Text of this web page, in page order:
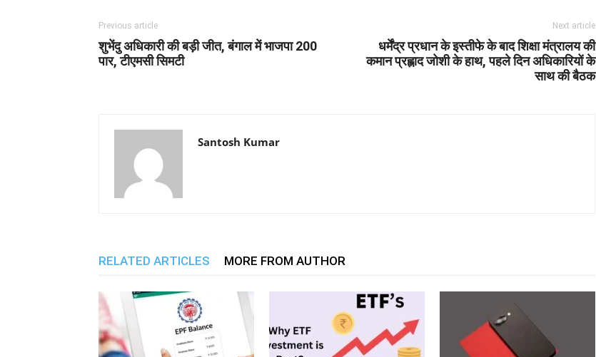
Previous article
शुभेंदु अधिकारी की बड़ी जीत, बंगाल में भाजपा 200
पार, टीएमसी सिमटी
Next article
धर्मेंद्र प्रधान के इस्तीफे के बाद शिक्षा मंत्रालय की
कमान प्रह्लाद जोशी के हाथ, पहले दिन अधिकारियों के
साथ की बैठक
Santosh Kumar
RELATED ARTICLES MORE FROM AUTHOR